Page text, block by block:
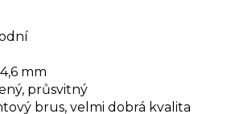
mm
průsvitný
brus, velmi dobrá kvalita